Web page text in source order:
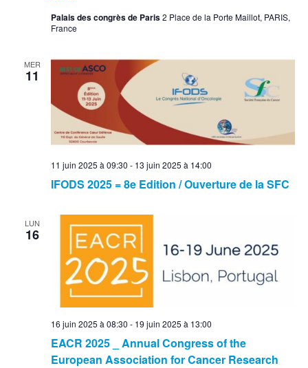
Palais des congrès de Paris2 Place de la Porte Maillot, PARIS,
France
MER
11
IFODS 2025 = 8e Edition / Ouverture de la SFC
11 juin 2025 à 09:30 - 13 juin 2025 à 14:00
LUN
16
EACR 2025 _ Annual Congress of the
European Association for Cancer Research
16 juin 2025 à 08:30 - 19 juin 2025 à 13:00